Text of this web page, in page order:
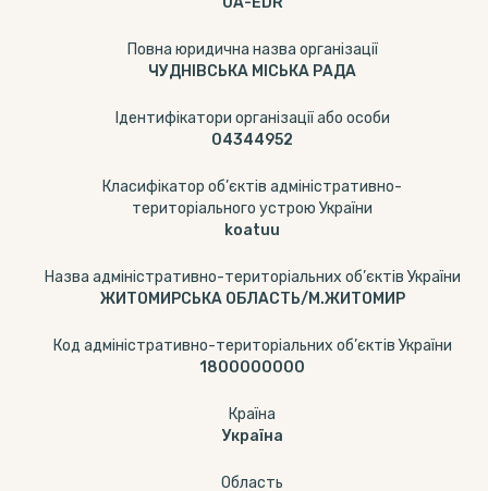
Повна юридична назва організації
ЧУДНІВСЬКА МІСЬКА РАДА
Ідентифікатори організації або особи
04344952
Класифікатор об’єктів адміністративно-
територіального устрою України
koatuu
Назва адміністративно-територіальних об’єктів України
ЖИТОМИРСЬКА ОБЛАСТЬ/М.ЖИТОМИР
Код адміністративно-територіальних об’єктів України
1800000000
Країна
Україна
Область